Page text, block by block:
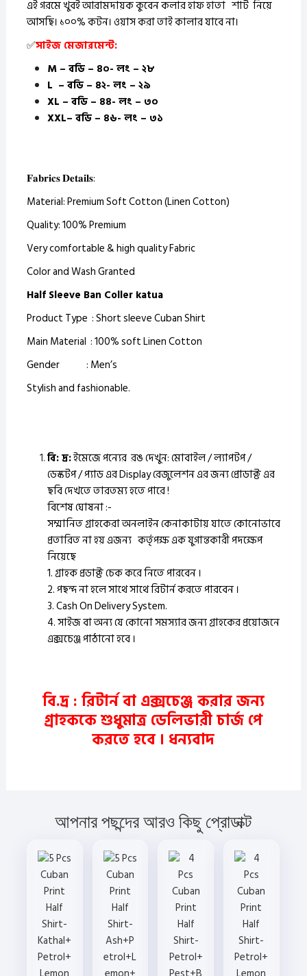
এই গরমে খুবই আরামদায়ক কুবেন কলার হাফ হাতা শার্ট নিয়ে
আসছি। ১০০% কটন।ওয়াস করা তাই কালার যাবে না।
✅সাইজ মেজারমেন্ট:
M – বডি – ৪০- লং – ২৮
L – বডি – ৪২- লং – ২৯
XL – বডি – ৪৪- লং – ৩০
XXL– বডি – ৪৬- লং – ৩১
𝐅𝐚𝐛𝐫𝐢𝐜𝐬 𝐃𝐞𝐭𝐚𝐢𝐥𝐬:
Material: Premium Soft Cotton (Linen Cotton)
Quality: 100% Premium
Very comfortable & high quality Fabric
Color and Wash Granted
Half Sleeve Ban Coller katua
Product Type : Short sleeve Cuban Shirt
Main Material : 100% soft Linen Cotton
Gender : Men’s
Stylish and fashionable.
বি: দ্র:ইমেজে পন্যের রঙ দেখুন: মোবাইল / ল্যাপটপ /
ডেস্কটপ / প্যাড এর Display রেজুলেশন এর জন্য প্রোডাক্ট এর
ছবি দেখতে তারতম্য হতে পারে !
বিশেষ ঘোষনা :-
সম্মানিত গ্রাহকেরা অনলাইন কেনাকাটায় যাতে কোনোভাবে
প্রতারিত না হয় এজন্য কর্তৃপক্ষ এক যুগান্তকারী পদক্ষেপ
নিয়েছে
1. গ্রাহক প্রডাক্ট চেক করে নিতে পারবেন ।
2. পছন্দ না হলে সাথে সাথে রিটার্ন করতে পারবেন ।
3. Cash On Delivery System.
4. সাইজ বা অন্য যে কোনো সমস্যার জন্য গ্রাহকের প্রয়োজনে
এক্সচেঞ্জ পাঠানো হবে ।
বি.দ্র : রিটার্ন বা এক্সচেঞ্জ করার জন্য
গ্রাহককে শুধুমাত্র ডেলিভারী চার্জ পে
করতে হবে । ধন্যবাদ
আপনার পছন্দের আরও কিছু প্রোডাক্ট